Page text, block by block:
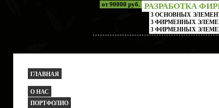
РАЗРАБОТКА
3 ОСНОВНЫХ
3 ФИРМЕННЫХ
3 ФИРМЕННЫХ
от 90000 руб.
ГЛАВНАЯ
О НАС
ПОРТФОЛИО